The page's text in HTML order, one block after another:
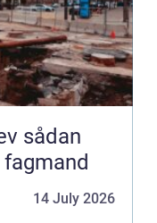
14 July 2026